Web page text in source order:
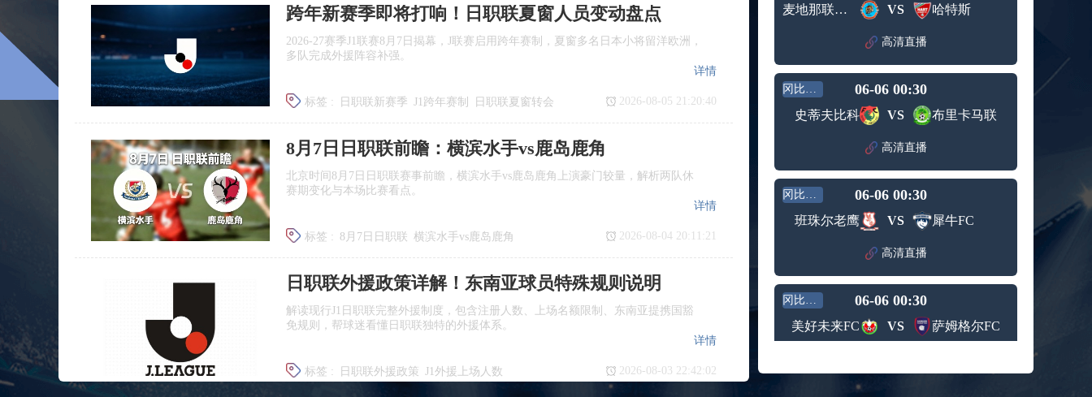
轮
标签： 2024年5
WTA罗
马大师
赛女单
第3轮
吉隆vs卢布列夫 全场录像回放
月12日
ATP罗马
大师赛
轮
兹维列夫vs达德尔里 全场录像回放
标签： 2024年5
月13日
ATP罗马
大师赛
男单第3
轮
阿纳尔迪vs贾里 全场录像回放
ATP罗马
大师赛
男单第2
轮
标签： 2024年5
月12日
WTA罗
马大师
赛女单
第3轮
托尔莫vs奥斯塔彭科 全场录像回放
标签： 2024年5
WTA罗
赛女单
斯诺克元老斯诺克世锦赛半决赛 伊戈尔-费格雷多vs德拉戈 全场录像回放
标签：
月12日
元老斯
诺克世
决赛
穆纳尔vs诺里 全场录像回放
月12日
大师赛
男单第2
MSI季中冠军赛胜者组 BLG vs T1 全场录像回放
月12日
冠军赛
KPL春季赛季后赛败者组决赛 重庆狼队 vs 苏州KSG 全场录像回放
跨年新赛季即将打响！日职联夏窗人员变动盘点
2026‑27赛季J1联赛8月7日揭幕，J联赛启用跨年赛制，夏窗多名日本小将留洋欧洲，
多队完成外援阵容补强。
标签 : 日职联新赛季 J1跨年赛制
日职联夏窗转会
广岛三箭
详情
2026-08-05 21:20:40
8月7日日职联前瞻：横滨水手vs鹿岛鹿角
北京时间8月7日日职联赛事前瞻，横滨水手vs鹿岛鹿角上演豪门较量，解析两队休
赛期变化与本场比赛看点。
标签 : 8月7日日职联 横滨水手vs鹿岛鹿角
日职联前瞻 日职联
详情
2026-08-04 20:11:21
日职联外援政策详解！东南亚球员特殊规则说明
解读现行J1日职联完整外援制度，包含注册人数、上场名额限制、东南亚提携国豁
免规则，帮球迷看懂日职联独特的外援体系。
标签 : 日职联外援政策 J1外援上场人数
详情
2026-08-03 22:42:02
麦地那联队FC VS 哈特斯
高清直播
冈比亚超 06-06 00:30
史蒂夫比科 VS 布里卡马联
高清直播
冈比亚超 06-06 00:30
班珠尔老鹰 VS 犀牛FC
高清直播
冈比亚超 06-06 00:30
美好未来FC VS 萨姆格尔FC